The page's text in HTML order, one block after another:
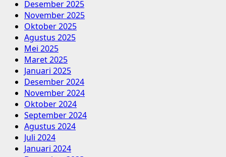
Desember 2025
November 2025
Oktober 2025
Agustus 2025
Mei 2025
Maret 2025
Januari 2025
Desember 2024
November 2024
Oktober 2024
September 2024
Agustus 2024
Juli 2024
Januari 2024